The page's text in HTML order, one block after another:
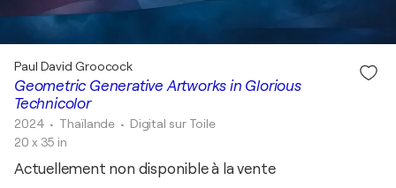
Geometric Generative Artworks in Glorious
Technicolor
Paul David Groocock
2024 • Thaïlande • Digital sur Toile
20 x 35 in
Actuellement non disponible à la vente